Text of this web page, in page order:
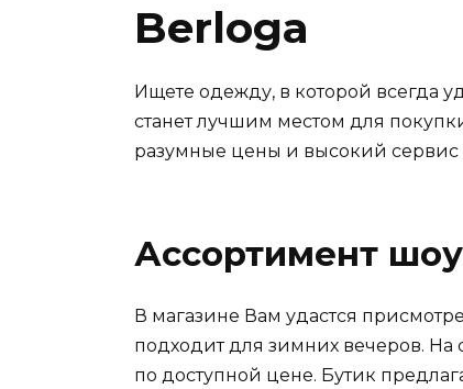
Berloga
Ищете одежду, в которой всегда
станет лучшим местом для
разумные цены и высокий сервис
Ассортимент
В магазине Вам удастся
подходит для зимних вечеров.
по доступной цене. Бутик